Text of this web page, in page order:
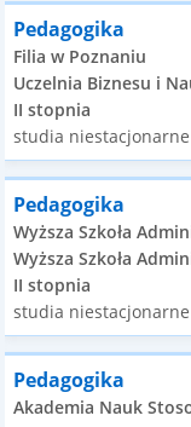
Pedagogika
Filia w Poznaniu
Uczelnia Biznesu i
II stopnia
studia niestacjonarne
Pedagogika
Wyższa Szkoła
Wyższa Szkoła
II stopnia
studia niestacjonarne
Pedagogika
Akademia Nauk